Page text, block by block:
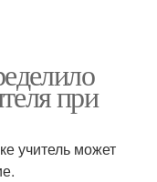
при
учитель может